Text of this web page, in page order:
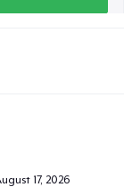
17, 2026